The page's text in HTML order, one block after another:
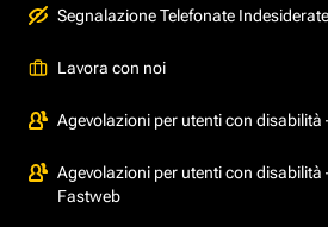
Segnalazione Telefonate Indesiderate
Lavora con noi
Agevolazioni per utenti con disabilità
Agevolazioni per utenti con disabilità
Fastweb